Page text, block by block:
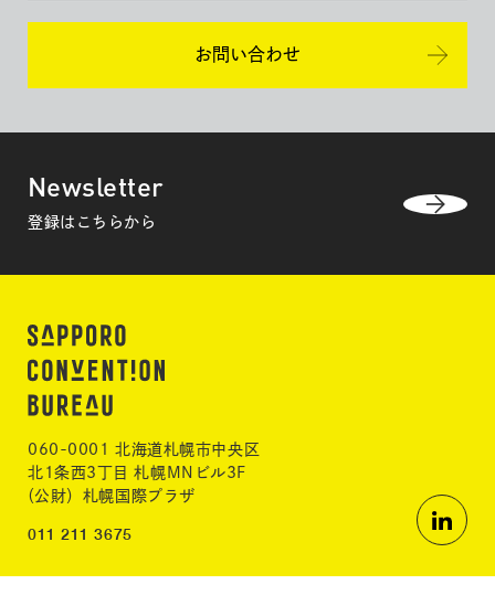
お問い合わせ
060-0001 北海道札幌市中央区
北1条西3丁目 札幌MNビル3F
（公財）札幌国際プラザ
011 211 3675
Newsletter
登録はこちらから